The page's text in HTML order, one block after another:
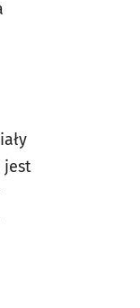
jest